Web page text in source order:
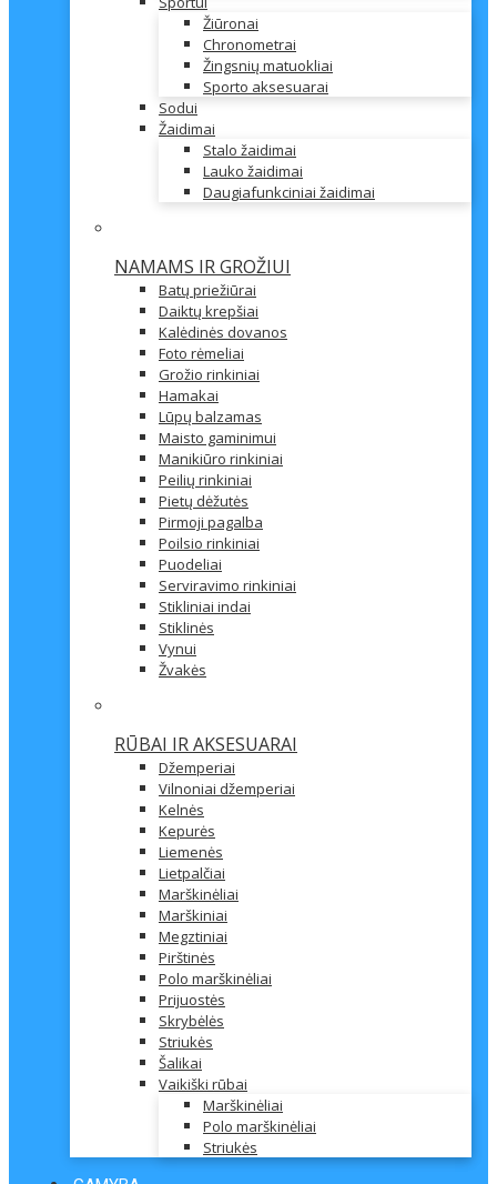
Žiūronai
Chronometrai
Žingsnių matuokliai
Sporto aksesuarai
Sodui
Žaidimai
Stalo žaidimai
Lauko žaidimai
Daugiafunkciniai žaidimai
NAMAMS IR GROŽIUI
Batų priežiūrai
Daiktų krepšiai
Kalėdinės dovanos
Foto rėmeliai
Grožio rinkiniai
Hamakai
Lūpų balzamas
Maisto gaminimui
Manikiūro rinkiniai
Peilių rinkiniai
Pietų dėžutės
Pirmoji pagalba
Poilsio rinkiniai
Puodeliai
Serviravimo rinkiniai
Stikliniai indai
Stiklinės
Vynui
Žvakės
RŪBAI IR AKSESUARAI
Džemperiai
Vilnoniai džemperiai
Kelnės
Kepurės
Liemenės
Lietpalčiai
Marškinėliai
Marškiniai
Megztiniai
Pirštinės
Polo marškinėliai
Prijuostės
Skrybėlės
Striukės
Šalikai
Vaikiški rūbai
Marškinėliai
Polo marškinėliai
Striukės